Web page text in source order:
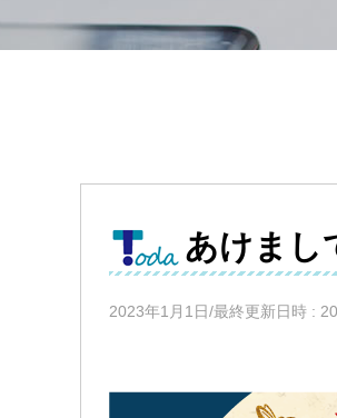
あけまし
2023年1月1日/最終更新日時 :